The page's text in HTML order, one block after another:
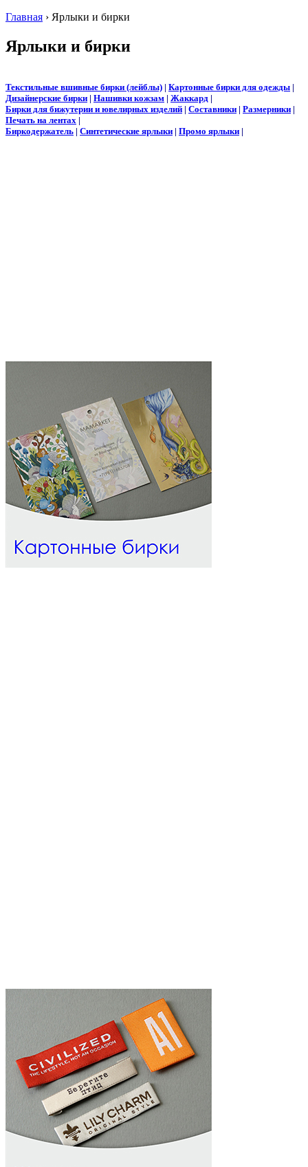
Главная › Ярлыки и бирки
Ярлыки и бирки
Текстильные вшивные бирки (лейблы) | Картонные бирки для одежды |
Дизайнерские бирки | Нашивки кожзам | Жаккард |
Бирки для бижутерии и ювелирных изделий | Составники | Размерники |
Печать на лентах |
Биркодержатель | Синтетические ярлыки | Промо ярлыки |